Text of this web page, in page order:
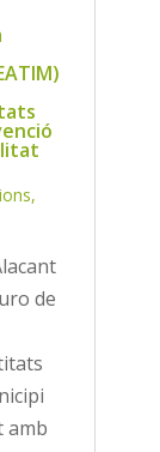
,
de
amb